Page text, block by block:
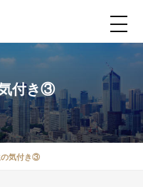
付き③
の気付き③